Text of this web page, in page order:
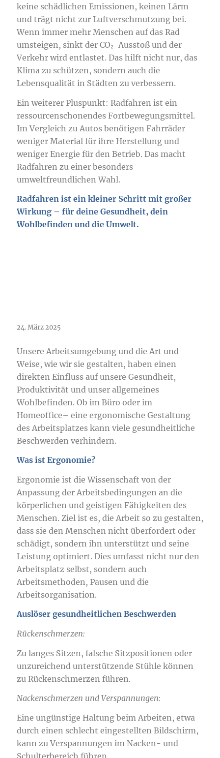
keine schädlichen Emissionen, keinen Lärm
und trägt nicht zur Luftverschmutzung bei.
Wenn immer mehr Menschen auf das Rad
umsteigen, sinkt der CO₂-Ausstoß und der
Verkehr wird entlastet. Das hilft nicht nur, das
Klima zu schützen, sondern auch die
Lebensqualität in Städten zu verbessern.
Ein weiterer Pluspunkt: Radfahren ist ein
ressourcenschonendes Fortbewegungsmittel.
Im Vergleich zu Autos benötigen Fahrräder
weniger Material für ihre Herstellung und
weniger Energie für den Betrieb. Das macht
Radfahren zu einer besonders
umweltfreundlichen Wahl.
Radfahren ist ein kleiner Schritt mit großer
Wirkung – für deine Gesundheit, dein
Wohlbefinden und die Umwelt.
24. März 2025
Unsere Arbeitsumgebung und die Art und
Weise, wie wir sie gestalten, haben einen
direkten Einfluss auf unsere Gesundheit,
Produktivität und unser allgemeines
Wohlbefinden. Ob im Büro oder im
Homeoffice– eine ergonomische Gestaltung
des Arbeitsplatzes kann viele gesundheitliche
Beschwerden verhindern.
Was ist Ergonomie?
Ergonomie ist die Wissenschaft von der
Anpassung der Arbeitsbedingungen an die
körperlichen und geistigen Fähigkeiten des
Menschen. Ziel ist es, die Arbeit so zu gestalten,
dass sie den Menschen nicht überfordert oder
schädigt, sondern ihn unterstützt und seine
Leistung optimiert. Dies umfasst nicht nur den
Arbeitsplatz selbst, sondern auch
Arbeitsmethoden, Pausen und die
Arbeitsorganisation.
Auslöser gesundheitlichen Beschwerden
Rückenschmerzen:
Zu langes Sitzen, falsche Sitzpositionen oder
unzureichend unterstützende Stühle können
zu Rückenschmerzen führen.
Nackenschmerzen und Verspannungen:
Eine ungünstige Haltung beim Arbeiten, etwa
durch einen schlecht eingestellten Bildschirm,
kann zu Verspannungen im Nacken- und
Schulterbereich führen.